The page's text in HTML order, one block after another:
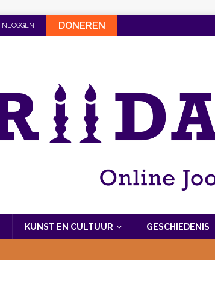
INLOGGEN DONEREN
KUNST EN CULTUUR GESCHIEDENIS